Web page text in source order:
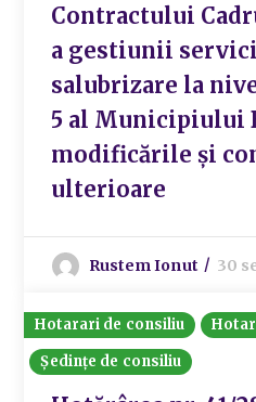
Contractului
a gestiunii
salubrizare la
5 al Municipiului
modificările și
ulterioare
Rustem Ionut 30
Hotarari de consiliu
Ședințe de consiliu